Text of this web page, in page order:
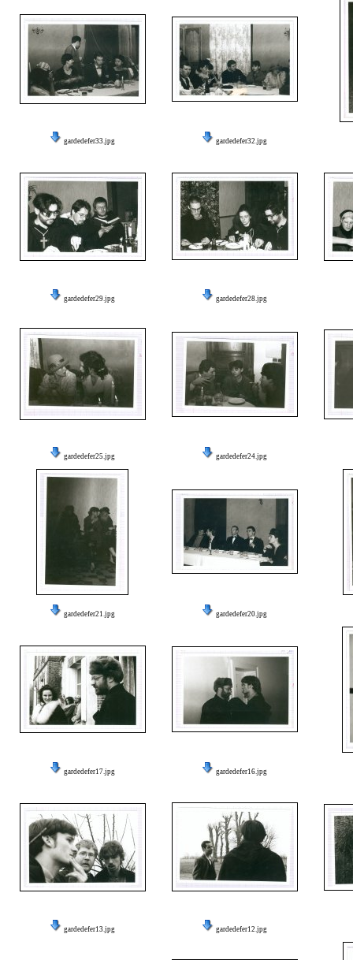
gardedefer33.jpg gardedefer32.jpg
gardedefer29.jpg gardedefer28.jpg
gardedefer25.jpg gardedefer24.jpg
gardedefer21.jpg gardedefer20.jpg
gardedefer17.jpg gardedefer16.jpg
gardedefer13.jpg gardedefer12.jpg